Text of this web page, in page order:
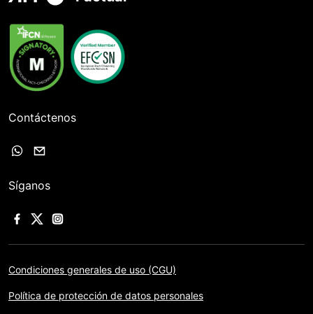
Contáctenos
Síganos
Condiciones generales de uso (CGU)
Política de protección de datos personales